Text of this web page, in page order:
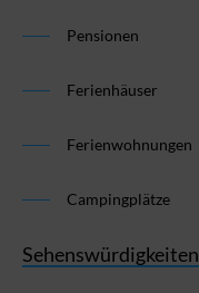
Pensionen
Ferienhäuser
Ferienwohnungen
Campingplätze
Sehenswürdigkeiten